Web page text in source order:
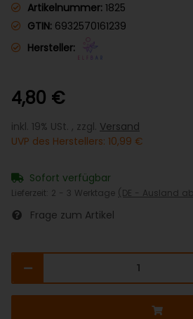
Artikelnummer: 1825
GTIN: 6932570161239
Hersteller:
4,80 €
inkl. 19% USt. , zzgl. Versand
UVP des Herstellers: 10,99 €
Sofort verfügbar
Lieferzeit: 2 - 3 Werktage (DE - Ausland
Frage zum Artikel